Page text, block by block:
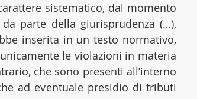
sistematico, dal momento
parte della giurisprudenza (…),
inserita in un testo normativo,
le violazioni in materia
che sono presenti all’interno
ad eventuale presidio di tributi